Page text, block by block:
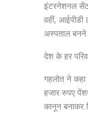
इंटरनेशनल
वहीं, आईपीडी
अस्पताल बनने
देश के हर
गहलोत ने कहा
हजार रुपए
कानून बनाकर